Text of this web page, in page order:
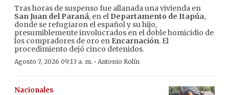
Tras horas de suspenso fue allanada una vivienda en
San Juan del Paraná, en el Departamento de Itapúa,
donde se refugiaron el español y su hijo,
presumiblemente involucrados en el doble homicidio de
los compradores de oro en Encarnación. El
procedimiento dejó cinco detenidos.
Agosto 7, 2026 09:13 a. m. · Antonio Rolín
Nacionales